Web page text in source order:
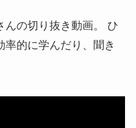
んの切り抜き動画。 ひ
率的に学んだり、聞き